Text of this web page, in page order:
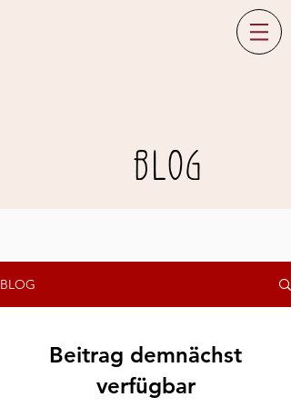
BLOG
BLOG
Beitrag demnächst
verfügbar